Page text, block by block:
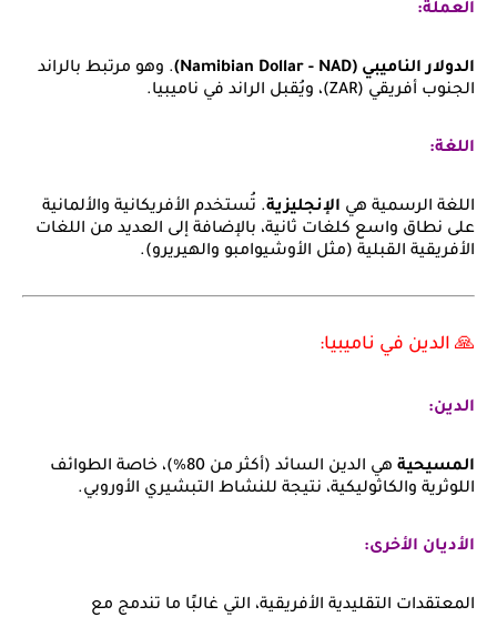
العملة:
الدولار الناميبي (Namibian Dollar - NAD)
. وهو مرتبط بالراند
الجنوب أفريقي (ZAR)، ويُقبل الراند في ناميبيا.
اللغة:
اللغة الرسمية هي الإنجليزية. تُستخدم الأفريكانية والألمانية
على نطاق واسع كلغات ثانية، بالإضافة إلى العديد من اللغات
الأفريقية القبلية (مثل الأوشيوامبو والهيريرو).
🙏 الدين في ناميبيا:
الدين:
المسيحية
هي الدين السائد (أكثر من 80%)، خاصة الطوائف
اللوثرية والكاثوليكية، نتيجة للنشاط التبشيري الأوروبي.
الأديان الأخرى:
المعتقدات التقليدية الأفريقية، التي غالبًا ما تندمج مع